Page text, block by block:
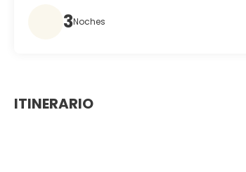
3Noches
ITINERARIO